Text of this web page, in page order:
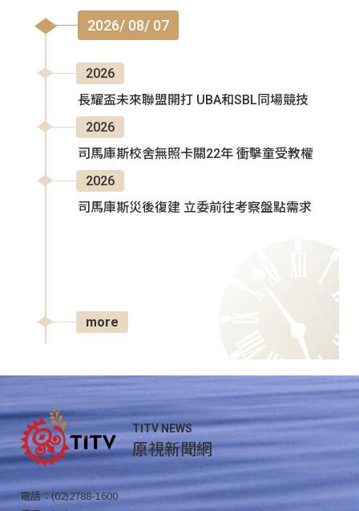
2026/ 08/ 07
2026
長耀盃未來聯盟開打 UBA和SBL同場競技
2026
司馬庫斯校舍無照卡關22年 衝擊童受教權
2026
司馬庫斯災後復建 立委前往考察盤點需求
more
TITV NEWS
原視新聞網
電話：(02)2788-1600